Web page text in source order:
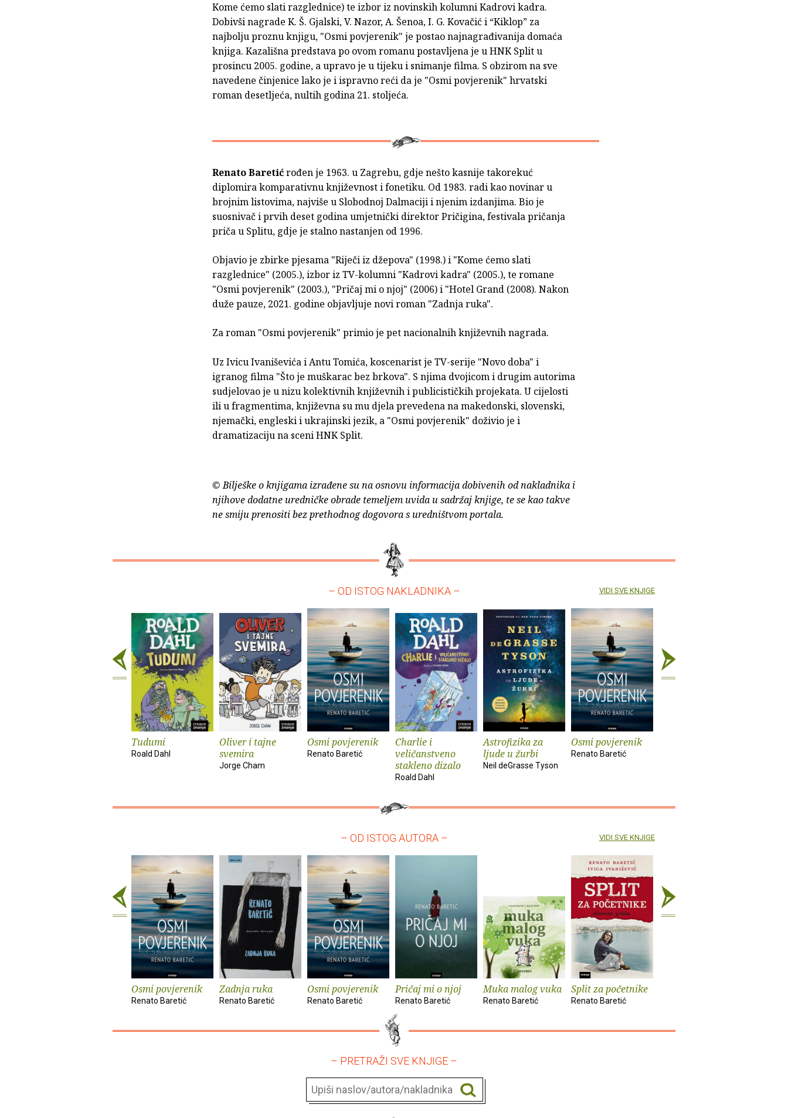
Kome ćemo slati razglednice) te izbor iz novinskih kolumni Kadrovi kadra.
Dobivši nagrade K. Š. Gjalski, V. Nazor, A. Šenoa, I. G. Kovačić i “Kiklop” za
najbolju proznu knjigu, "Osmi povjerenik" je postao najnagrađivanija domaća
knjiga. Kazališna predstava po ovom romanu postavljena je u HNK Split u
prosincu 2005. godine, a upravo je u tijeku i snimanje filma. S obzirom na sve
navedene činjenice lako je i ispravno reći da je "Osmi povjerenik" hrvatski
roman desetljeća, nultih godina 21. stoljeća.
Renato Baretićrođen je 1963. u Zagrebu, gdje nešto kasnije takorekuć
diplomira komparativnu književnost i fonetiku. Od 1983. radi kao novinar u
brojnim listovima, najviše u Slobodnoj Dalmaciji i njenim izdanjima. Bio je
suosnivač i prvih deset godina umjetnički direktor Pričigina, festivala pričanja
priča u Splitu, gdje je stalno nastanjen od 1996.
Objavio je zbirke pjesama "Riječi iz džepova" (1998.) i "Kome ćemo slati
razglednice" (2005.), izbor iz TV-kolumni "Kadrovi kadra" (2005.), te romane
"Osmi povjerenik" (2003.), "Pričaj mi o njoj" (2006) i "Hotel Grand (2008). Nakon
duže pauze, 2021. godine objavljuje novi roman "Zadnja ruka".
Za roman "Osmi povjerenik" primio je pet nacionalnih književnih nagrada.
Uz Ivicu Ivaniševića i Antu Tomića, koscenarist je TV-serije "Novo doba" i
igranog filma "Što je muškarac bez brkova". S njima dvojicom i drugim autorima
sudjelovao je u nizu kolektivnih književnih i publicističkih projekata. U cijelosti
ili u fragmentima, književna su mu djela prevedena na makedonski, slovenski,
njemački, engleski i ukrajinski jezik, a "Osmi povjerenik" doživio je i
dramatizaciju na sceni HNK Split.
© Bilješke o knjigama izrađene su na osnovu informacija dobivenih od nakladnika i
njihove dodatne uredničke obrade temeljem uvida u sadržaj knjige, te se kao takve
ne smiju prenositi bez prethodnog dogovora s uredništvom portala.
– OD ISTOG NAKLADNIKA –
Tudumi
Roald Dahl
Oliver i tajne
svemira
Jorge Cham
Osmi povjerenik
Renato Baretić
Charlie i
veličanstveno
stakleno dizalo
Roald Dahl
Astrofizika za
ljude u žurbi
Neil deGrasse Tyson
Osmi povjerenik
Renato Baretić
VIDI SVE KNJIGE
– OD ISTOG AUTORA –
Osmi povjerenik
Renato Baretić
Zadnja ruka
Renato Baretić
Osmi povjerenik
Renato Baretić
Pričaj mi o njoj
Renato Baretić
Muka malog vuka
Renato Baretić
Split za početnike
Renato Baretić
VIDI SVE KNJIGE
– PRETRAŽI SVE KNJIGE –